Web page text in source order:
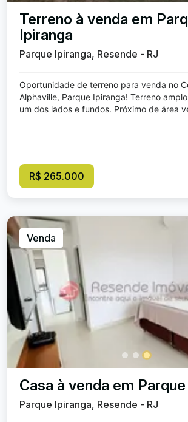
Terreno à venda em
Ipiranga
Parque Ipiranga, Resende - RJ
Oportunidade de terreno para venda no
Alphaville, Parque Ipiranga! Terreno
um dos lados e fundos. Próximo de área
R$ 265.000
Venda
Casa à venda em
Parque Ipiranga, Resende - RJ